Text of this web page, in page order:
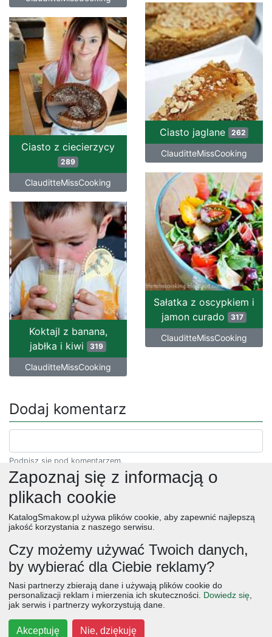
Ciasto jaglane 262
ClauditteMissCooking
Ciasto z ciecierzycy
289
ClauditteMissCooking
Sałatka z oscypkiem i
jamon curado 317
ClauditteMissCooking
Koktajl z banana,
jabłka i kiwi 319
ClauditteMissCooking
Dodaj komentarz
Podpisz się pod komentarzem.
desery
salatki
boże narodzenie warzywa wielkanoc
przekaski
dania główne
jajka wegetariańskie czekolada
kurczak śniadania
Zapoznaj się z informacją o
plikach cookie
KatalogSmakow.pl używa plików cookie, aby zapewnić najlepszą
jakość korzystania z naszego serwisu.
Czy możemy używać Twoich danych,
by wybierać dla Ciebie reklamy?
Nasi partnerzy zbierają dane i używają plików cookie do
personalizacji reklam i mierzenia ich skuteczności. Dowiedz się
jak serwis i partnerzy wykorzystują dane.
Akceptuję Nie, dziękuję